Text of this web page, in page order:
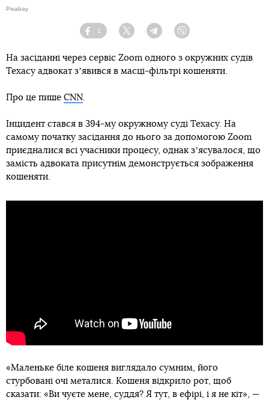
Pixabay
Facebook
1
Twitter TelegramViber
На засіданні через сервіс Zoom одного з окружних судів
Техасу адвокат зʼявився в масці-фільтрі кошеняти.
Про це пише CNN.
Інцидент стався в 394-му окружному суді Техасу. На
самому початку засідання до нього за допомогою Zoom
приєдналися всі учасники процесу, однак зʼясувалося, що
замість адвоката присутнім демонструється зображення
кошеняти.
«Маленьке біле кошеня виглядало сумним, його
стурбовані очі металися. Кошеня відкрило рот, щоб
сказати: «Ви чуєте мене, суддя? Я тут, в ефірі, і я не кіт», —